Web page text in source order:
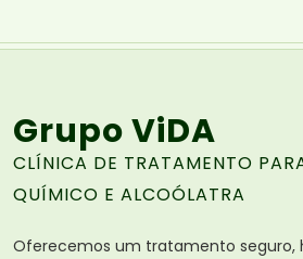
Grupo ViDA
CLÍNICA DE TRATAMENTO
QUÍMICO E ALCOÓLATRA
Oferecemos um tratamento seguro,